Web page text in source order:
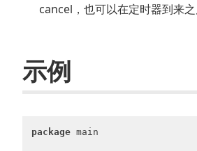
cancel，也可以在定时器到来
示例
package main